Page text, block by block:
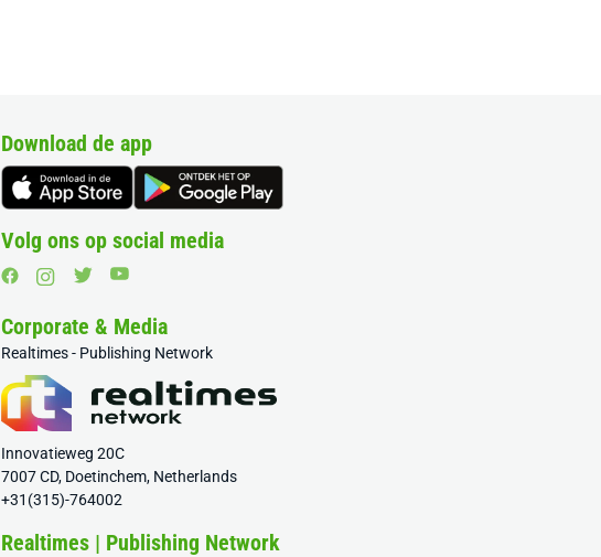
Download de app
Volg ons op social media
Corporate & Media
Realtimes - Publishing Network
Innovatieweg 20C
7007 CD, Doetinchem, Netherlands
+31(315)-764002
Realtimes | Publishing Network